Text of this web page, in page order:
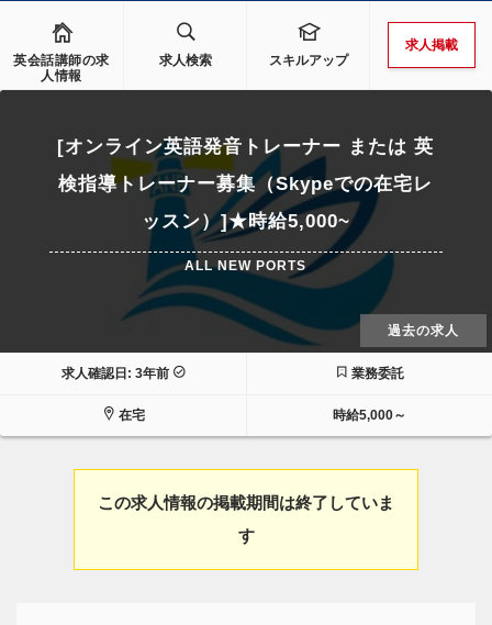
英会話講師の求
人情報
求人検索 スキルアップ
求人掲載
[オンライン英語発音トレーナー または 英
検指導トレーナー募集（Skypeでの在宅レ
ッスン）]★時給5,000~
ALL NEW PORTS
過去の求人
求人確認日: 3年前 業務委託
在宅 時給5,000～
この求人情報の掲載期間は終了していま
す